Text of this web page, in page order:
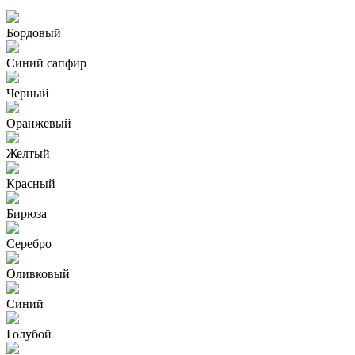
Бордовый
Синий сапфир
Черный
Оранжевый
Желтый
Красный
Бирюза
Серебро
Оливковый
Синий
Голубой